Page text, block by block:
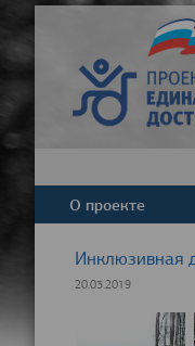
О проекте
Инклюзивная
20.03.2019